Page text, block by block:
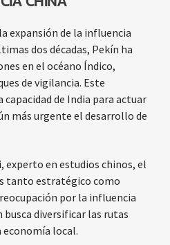
expansión de la influencia
dos décadas, Pekín ha
en el océano Índico,
de vigilancia. Este
de India para actuar
más urgente el desarrollo de
experto en estudios chinos, el
tanto estratégico como
por la influencia
diversificar las rutas
local.